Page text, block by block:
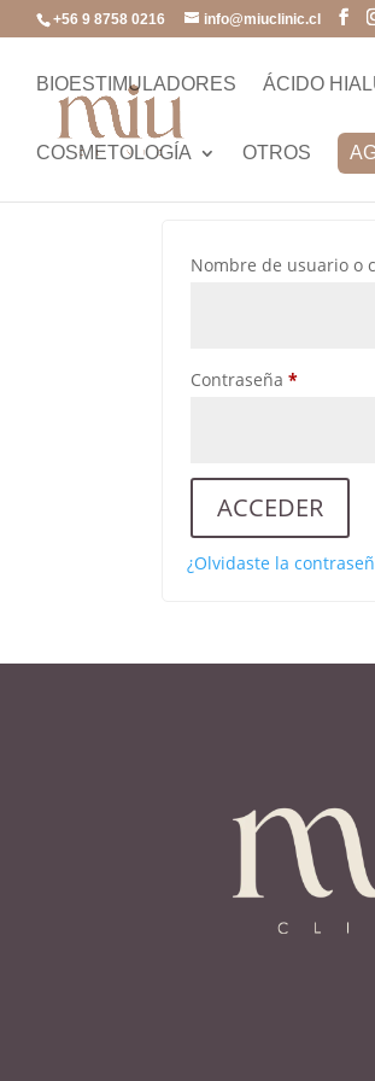
+56 9 8758 0216 info@miuclinic.cl
BIOESTIMULADORES ÁCIDO
COSMETOLOGÍA OTROS
Mi cuenta
Acceder
Nombre de usuario o
Contraseña*Obligatorio
ACCEDER
¿Olvidaste la